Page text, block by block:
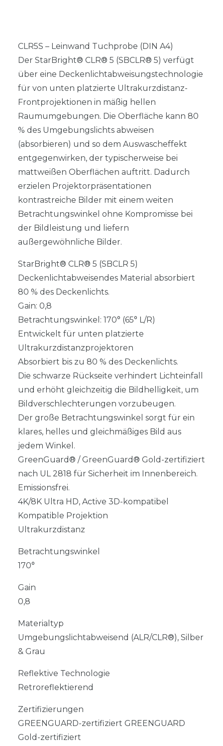
CLR5S – Leinwand Tuchprobe (DIN A4)
Der StarBright® CLR® 5 (SBCLR® 5) verfügt
über eine Deckenlichtabweisungstechnologie
für von unten platzierte Ultrakurzdistanz-
Frontprojektionen in mäßig hellen
Raumumgebungen. Die Oberfläche kann 80
% des Umgebungslichts abweisen
(absorbieren) und so dem Auswascheffekt
entgegenwirken, der typischerweise bei
mattweißen Oberflächen auftritt. Dadurch
erzielen Projektorpräsentationen
kontrastreiche Bilder mit einem weiten
Betrachtungswinkel ohne Kompromisse bei
der Bildleistung und liefern
außergewöhnliche Bilder.
StarBright® CLR® 5 (SBCLR 5)
Deckenlichtabweisendes Material absorbiert
80 % des Deckenlichts.
Gain: 0,8
Betrachtungswinkel: 170° (65° L/R)
Entwickelt für unten platzierte
Ultrakurzdistanzprojektoren
Absorbiert bis zu 80 % des Deckenlichts.
Die schwarze Rückseite verhindert Lichteinfall
und erhöht gleichzeitig die Bildhelligkeit, um
Bildverschlechterungen vorzubeugen.
Der große Betrachtungswinkel sorgt für ein
klares, helles und gleichmäßiges Bild aus
jedem Winkel.
GreenGuard® / GreenGuard® Gold-zertifiziert
nach UL 2818 für Sicherheit im Innenbereich.
Emissionsfrei.
4K/8K Ultra HD, Active 3D-kompatibel
Kompatible Projektion
Ultrakurzdistanz
Betrachtungswinkel
170°
Gain
0,8
Materialtyp
Umgebungslichtabweisend (ALR/CLR®), Silber
& Grau
Reflektive Technologie
Retroreflektierend
Zertifizierungen
GREENGUARD-zertifiziert GREENGUARD
Gold-zertifiziert